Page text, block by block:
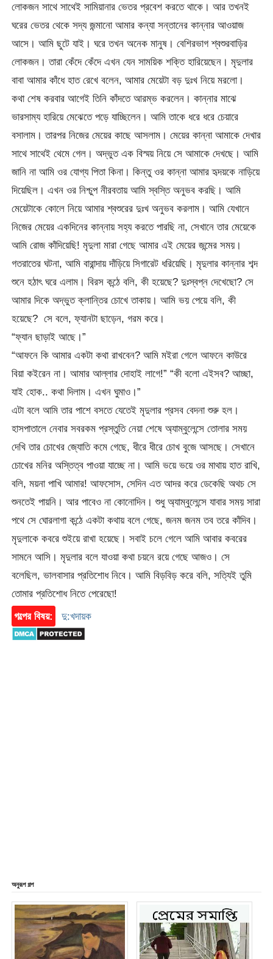
লোকজন সাথে সাথেই সামিয়ানার ভেতর প্রবেশ করতে থাকে। আর তখনই
ঘরের ভেতর থেকে সদ্য জন্মানো আমার কন্যা সন্তানের কান্নার আওয়াজ
আসে। আমি ছুটে যাই। ঘরে তখন অনেক মানুষ। বেশিরভাগ শ্বশুরবাড়ির
লোকজন। তারা কেঁদে কেঁদে এখন যেন সাময়িক শক্তি হারিয়েছেন। মৃদুলার
বাবা আমার কাঁধে হাত রেখে বলেন, আমার মেয়েটা বড় দুঃখ নিয়ে মরলো।
কথা শেষ করবার আগেই তিনি কাঁদতে আরম্ভ করলেন। কান্নার মাঝে
ভারসাম্য হারিয়ে মেঝেতে পড়ে যাচ্ছিলেন। আমি তাকে ধরে ধরে চেয়ারে
বসালাম। তারপর নিজের মেয়ের কাছে আসলাম। মেয়ের কান্না আমাকে দেখার
সাথে সাথেই থেমে গেল। অদ্ভুত এক বিস্ময় নিয়ে সে আমাকে দেখছে। আমি
জানি না আমি ওর যোগ্য পিতা কিনা। কিন্তু ওর কান্না আমার হৃদয়কে নাড়িয়ে
দিয়েছিল। এখন ওর নিশ্চুপ নীরবতায় আমি স্বস্তি অনুভব করছি। আমি
মেয়েটাকে কোলে নিয়ে আমার শ্বশুরের দুঃখ অনুভব করলাম। আমি যেখানে
নিজের মেয়ের একদিনের কান্নায় সহ্য করতে পারছি না, সেখানে তার মেয়েকে
আমি রোজ কাঁদিয়েছি! মৃদুলা মারা গেছে আমার এই মেয়ের জন্মের সময়।
গতরাতের ঘটনা, আমি বারান্দায় দাঁড়িয়ে সিগারেট ধরিয়েছি। মৃদুলার কান্নার শব্দ
শুনে হঠাৎ ঘরে এলাম। বিরস কন্ঠে বলি, কী হয়েছে? দুঃস্বপ্ন দেখেছো? সে
আমার দিকে অদ্ভুত ক্লান্তির চোখে তাকায়। আমি ভয় পেয়ে বলি, কী
হয়েছে? সে বলে, ফ্যানটা ছাড়েন, গরম করে।
“ফ্যান ছাড়াই আছে।”
“আফনে কি আমার একটা কথা রাখবেন? আমি মইরা গেলে আফনে কাউরে
বিয়া কইরেন না। আমার আল্লার দোহাই লাগে!” “কী বলো এইসব? আচ্ছা,
যাই হোক.. কথা দিলাম। এখন ঘুমাও।”
এটা বলে আমি তার পাশে বসতে যেতেই মৃদুলার প্রসব বেদনা শুরু হল।
হাসপাতালে নেবার সবরকম প্রস্তুতি নেয়া শেষে অ্যাম্বুলেন্সে তোলার সময়
দেখি তার চোখের জ্যোতি কমে গেছে, ধীরে ধীরে চোখ বুজে আসছে। সেখানে
চোখের মনির অস্তিত্ব পাওয়া যাচ্ছে না। আমি ভয়ে ভয়ে ওর মাথায় হাত রাখি,
বলি, ময়না পাখি আমার! আফসোস, সেদিন এত আদর করে ডেকেছি অথচ সে
শুনতেই পায়নি। আর পাবেও না কোনোদিন। শুধু অ্যাম্বুলেন্সে যাবার সময় সারা
পথে সে ঘোরলাগা কন্ঠে একটা কথায় বলে গেছে, জনম জনম তব তরে কাঁদিব।
মৃদুলাকে কবরে শুইয়ে রাখা হয়েছে। সবাই চলে গেলে আমি আবার কবরের
সামনে আসি। মৃদুলার বলে যাওয়া কথা চয়নে রয়ে গেছে আজও। সে
বলেছিল, ভালবাসার প্রতিশোধ নিবে। আমি বিড়বিড় করে বলি, সত্যিই তুমি
তোমার প্রতিশোধ নিতে পেরেছো!
গল্পের বিষয়:
দু:খদায়ক
অনুরূপ গল্প